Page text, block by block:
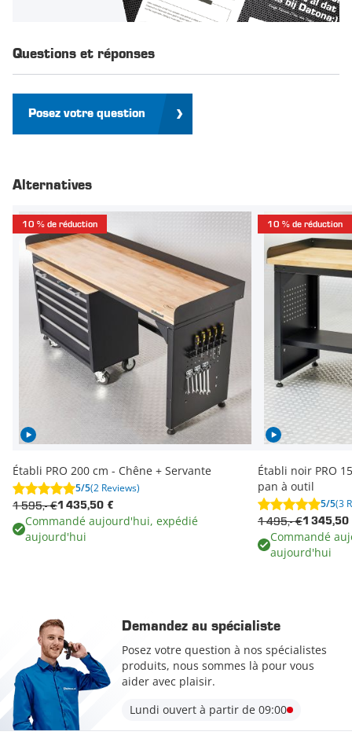
Questions et réponses
Posez votre question
Alternatives
10 % de réduction
Établi PRO 200 cm - Chêne + Servante
5/5(2 Reviews)
1 435,50 €
1 595,- €
Commandé aujourd'hui, expédié
aujourd'hui
10 % de réduction
Établi noir PRO
pan à outil
5/5(3
1 345,50
1 495,- €
Commandé
aujourd'hui
Demandez au spécialiste
Posez votre question à nos spécialistes
produits, nous sommes là pour vous
aider avec plaisir.
Lundi ouvert à partir de 09:00